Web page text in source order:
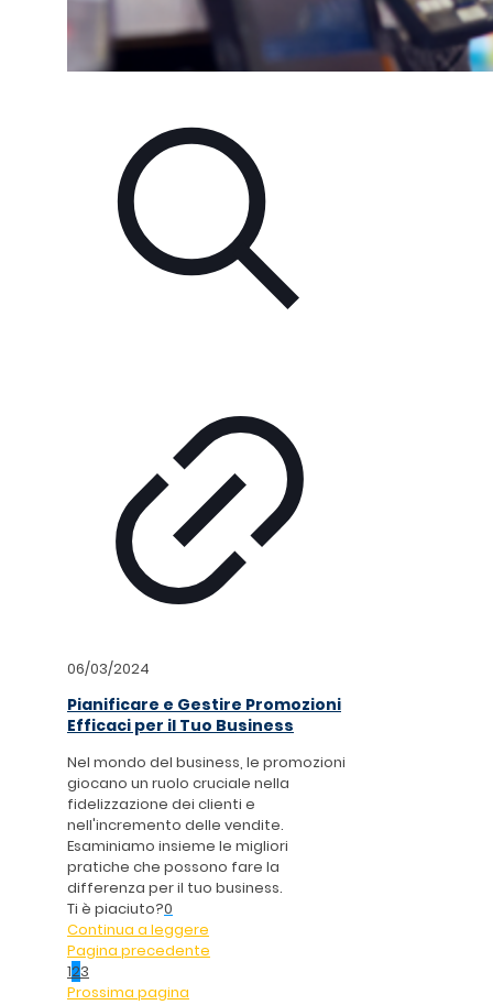
06/03/2024
Pianificare e Gestire Promozioni
Efficaci per il Tuo Business
Nel mondo del business, le promozioni
giocano un ruolo cruciale nella
fidelizzazione dei clienti e
nell'incremento delle vendite.
Esaminiamo insieme le migliori
pratiche che possono fare la
differenza per il tuo business.
Ti è piaciuto?0
Continua a leggere
Pagina precedente
123
Prossima pagina